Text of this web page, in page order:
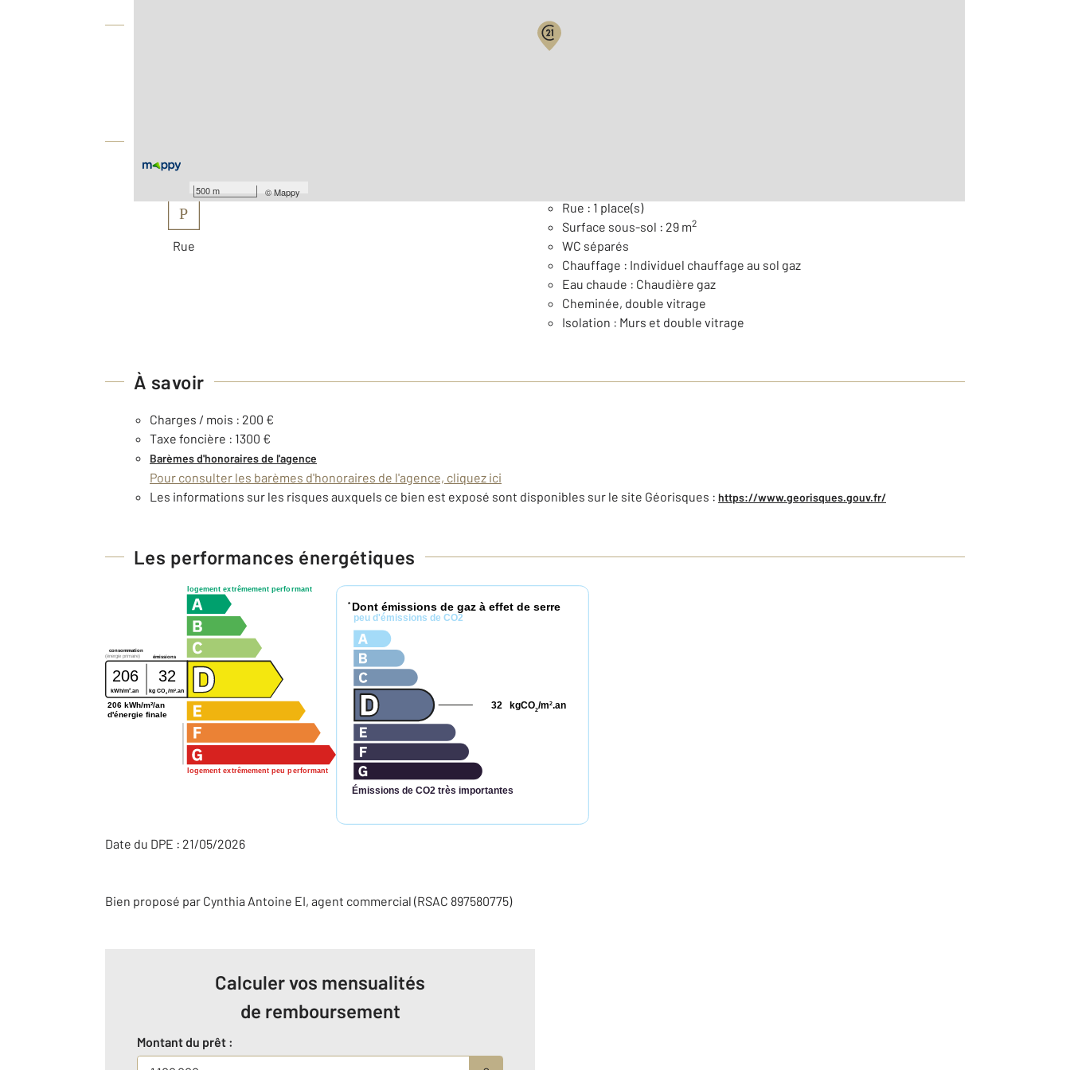
500 m ©Mappy
P
Rue
Rue : 1 place(s)
Surface sous-sol : 29 m2
WC séparés
Chauffage : Individuel chauffage au sol gaz
Eau chaude : Chaudière gaz
Cheminée, double vitrage
Isolation : Murs et double vitrage
À savoir
Charges / mois : 200 €
Taxe foncière : 1300 €
Barèmes d'honoraires de l'agence
Pour consulter les barèmes d'honoraires de l'agence, cliquez ici
Les informations sur les risques auxquels ce bien est exposé sont disponibles sur le site Géorisques : https://www.georisques.gouv.fr/
Les performances énergétiques
logement extrêmement performant
logement extrêmement peu performant
consommation
émissions
(énergie primaire)
206 32
kWh/m2 .an kg CO2 /m2 .an
206 kWh/m²/an
d'énergie finale
* Dont émissions de gaz à effet de serre
peu d'émissions de CO2
Émissions de CO2 très importantes
kgCO2/m2.an
32
Date du DPE : 21/05/2026
Bien proposé par Cynthia Antoine EI, agent commercial (RSAC 897580775)
Calculer vos mensualités
de remboursement
Montant du prêt :